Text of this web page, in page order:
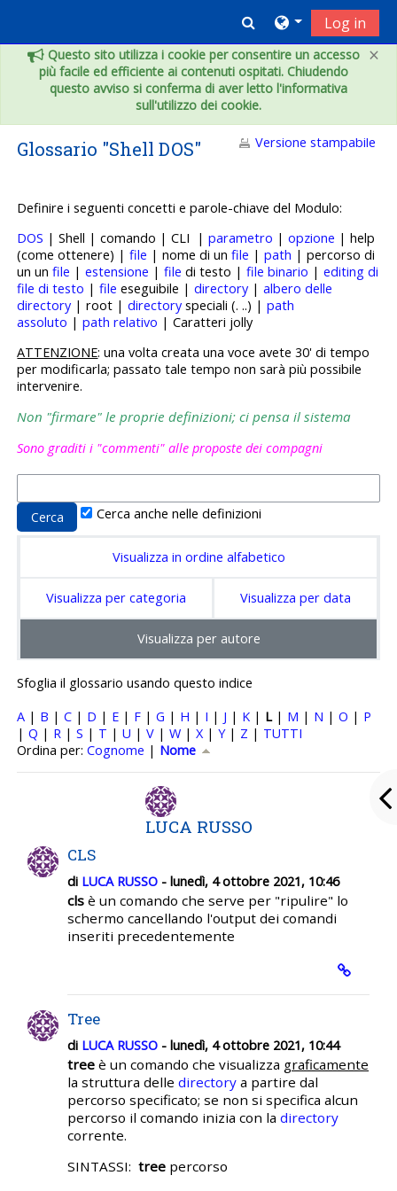
×
Questo sito utilizza i cookie per consentire un accesso
più facile ed efficiente ai contenuti ospitati. Chiudendo
questo avviso si conferma di aver letto l'informativa
sull'utilizzo dei cookie.
Toggle search
Log in
Glossario "Shell DOS" Versione stampabile
Definire i seguenti concetti e parole-chiave del Modulo:
DOS | Shell | comando | CLI |parametro |opzione | help
(come ottenere) |file | nome di unfile |path | percorso di
un unfile |estensione |file di testo |file binario |editing di
file di testo |file eseguibile |directory |albero delle
directory | root |directory speciali (. ..) |path
assoluto |path relativo | Caratteri jolly
ATTENZIONE: una volta creata una voce avete 30' di tempo
per modificarla; passato tale tempo non sarà più possibile
intervenire.
Non "firmare" le proprie definizioni; ci pensa il sistema
Sono graditi i "commenti" alle proposte dei compagni
Cerca anche nelle definizioni
Visualizza in ordine alfabetico
Visualizza per categoria Visualizza per data
Visualizza per autore
Sfoglia il glossario usando questo indice
A | B |C | D | E | F |G | H | I | J | K | L| M | N |O | P
|Q | R |S | T |U |V |W |X |Y| Z | TUTTI
Ordinato per Nome crescente
Ordina per:Cognome | Nome
LUCA RUSSO
CLS
di LUCA RUSSO - lunedì, 4 ottobre 2021, 10:46
cls è un comando che serve per "ripulire" lo
schermo cancellando l'output dei comandi
inseriti precedentemente
Tree
di LUCA RUSSO - lunedì, 4 ottobre 2021, 10:44
tree è un comando che visualizza graficamente
la struttura delle directory a partire dal
percorso specificato; se non si specifica alcun
percorso il comando inizia con la directory
corrente.
SINTASSI: tree percorso